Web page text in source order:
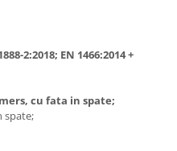
2:2018; EN 1466:2014 +
cu fata in spate;
spate;